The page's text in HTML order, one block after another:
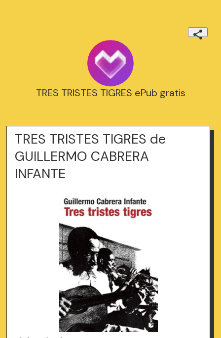
TRES TRISTES TIGRES ePub gratis
TRES TRISTES TIGRES de
GUILLERMO CABRERA
INFANTE